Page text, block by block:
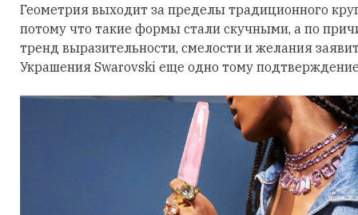
Геометрия выходит за пределы традиционного
потому что такие формы стали скучными, а по
тренд выразительности, смелости и желания
Украшения Swarovski еще одно тому